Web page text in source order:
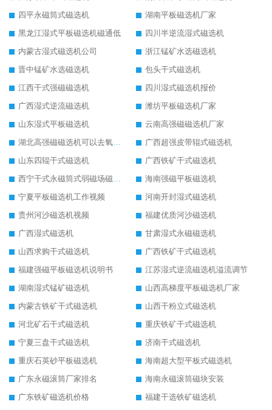
四平永磁筒式磁选机
湖南平板磁选机厂家
黑龙江湿式平板磁选机磁通低
四川半逆流湿式磁选机
内蒙古湿式磁选机公司
浙江锰矿水选磁选机
晋中锰矿水选磁选机
包头干式磁选机
江西干式强磁磁选机
四川湿式磁选机报价
广西湿式逆流磁选机
潍坊平板磁选机厂家
山东湿式平板磁选机
云南高强磁磁选机厂家
湖北高强磁磁选机可以去氧化铝
广西超强皮带辊式磁选机
山东四辊干式磁选机
广西铁矿干式磁选机
西宁干式永磁筒式弱磁场磁选机结构图
海南强磁平板磁选机
宁夏平板磁选机工作视频
河南开封湿式磁选机
贵州河沙磁选机视频
福建优质河沙磁选机
广西湿式磁选机
甘肃湿式永磁磁选机
山西求购干式磁选机
广西铁矿干式磁选机
福建强磁平板磁选机说明书
江苏湿式逆流磁选机溢流调节
湖南湿式锰矿磁选机
山西高梯度平板磁选机厂家
内蒙古铁矿干式磁选机
山西干粉立式磁选机
河北矿石干式磁选机
重庆铁矿干式磁选机
宁夏三盘干式磁选机
济南干式磁选机
重庆石英砂平板磁选机
海南超大型平板式磁选机
广东永磁滚筒厂家排名
海南永磁滚筒磁块安装
广东铁矿磁选机价格
福建干选铁矿磁选机